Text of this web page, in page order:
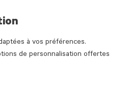
à vos préférences.
de personnalisation offertes